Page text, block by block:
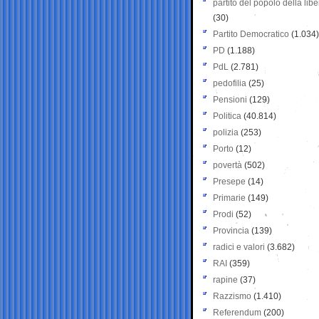
partito del popolo della
(30)
Partito Democratico (1.034)
PD (1.188)
PdL (2.781)
pedofilia (25)
Pensioni (129)
Politica (40.814)
polizia (253)
Porto (12)
povertà (502)
Presepe (14)
Primarie (149)
Prodi (52)
Provincia (139)
radici e valori (3.682)
RAI (359)
rapine (37)
Razzismo (1.410)
Referendum (200)